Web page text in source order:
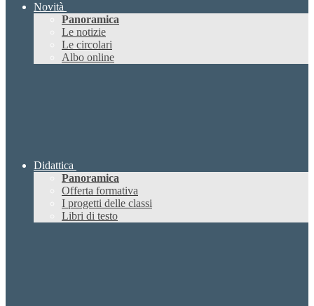
Novità
Panoramica
Le notizie
Le circolari
Albo online
Didattica
Panoramica
Offerta formativa
I progetti delle classi
Libri di testo